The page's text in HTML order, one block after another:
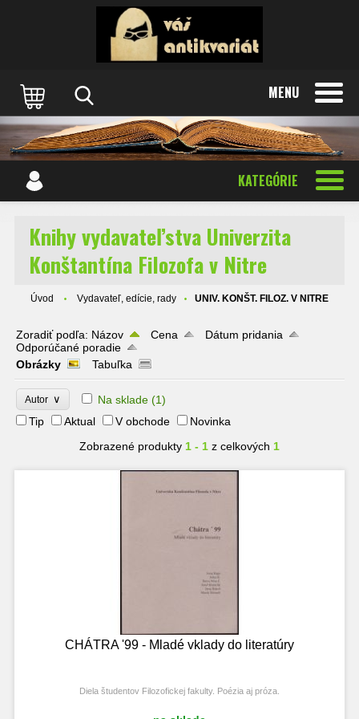
MENU
KATEGÓRIE
Knihy vydavateľstva Univerzita
Konštantína Filozofa v Nitre
Úvod Vydavateľ, edície, rady UNIV. KONŠT. FILOZ. V NITRE
Zoradiť podľa: Názov Cena
Dátum pridania
Odporúčané poradie
Obrázky
Tabuľka
Autor ∨ Na sklade (1)
Tip
Aktual V obchode
Novinka
Zobrazené produkty 1 - 1 z celkových 1
CHÁTRA '99 - Mladé vklady do literatúry
Diela študentov Filozofickej fakulty. Poézia aj próza.